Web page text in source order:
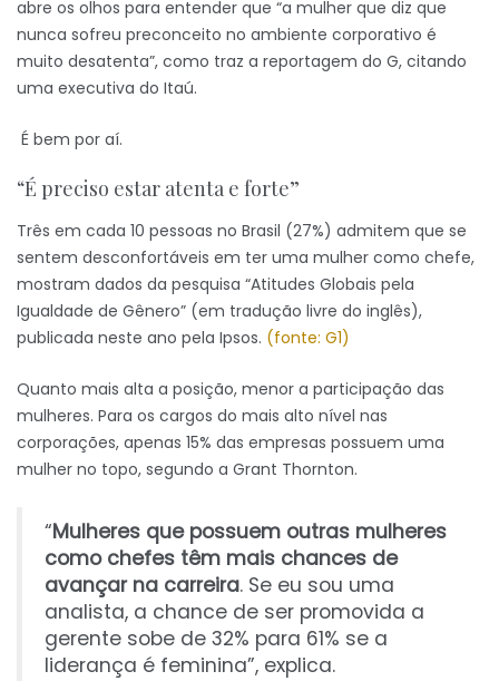
abre os olhos para entender que “a mulher que diz que
nunca sofreu preconceito no ambiente corporativo é
muito desatenta”, como traz a reportagem do G, citando
uma executiva do Itaú.
É bem por aí.
“É preciso estar atenta e forte”
Três em cada 10 pessoas no Brasil (27%) admitem que se
sentem desconfortáveis em ter uma mulher como chefe,
mostram dados da pesquisa “Atitudes Globais pela
Igualdade de Gênero” (em tradução livre do inglês),
publicada neste ano pela Ipsos. (fonte: G1)
Quanto mais alta a posição, menor a participação das
mulheres. Para os cargos do mais alto nível nas
corporações, apenas 15% das empresas possuem uma
mulher no topo, segundo a Grant Thornton.
“Mulheres que possuem outras mulheres
como chefes têm mais chances de
avançar na carreira. Se eu sou uma
analista, a chance de ser promovida a
gerente sobe de 32% para 61% se a
liderança é feminina”, explica.